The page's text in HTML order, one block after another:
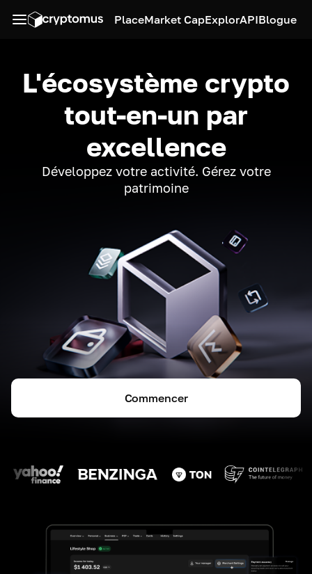
PlaceMarket CapExplorAPIBlogue
L'écosystème crypto
tout-en-un par
excellence
Développez votre activité. Gérez votre
patrimoine
Commencer